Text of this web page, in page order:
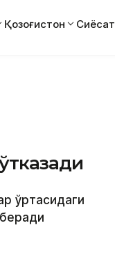
Қозоғистон Сиёсат
ўртасидаги